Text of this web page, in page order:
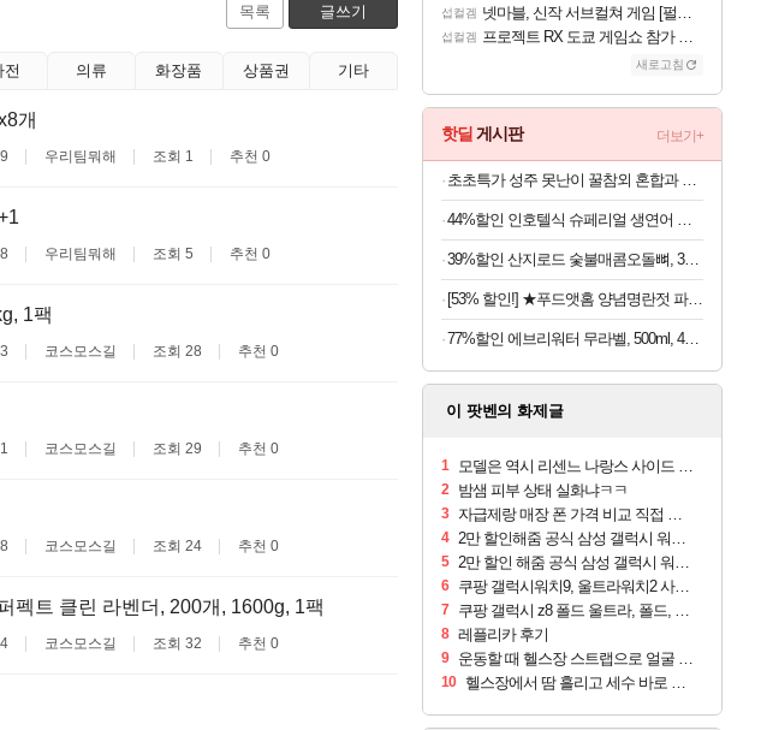
목록 글쓰기
전 의류 화장품 상품권 기타
개
우리팀뭐해 조회 1 추천 0
우리팀뭐해 조회 5 추천 0
1팩
코스모스길 조회 28 추천 0
코스모스길 조회 29 추천 0
코스모스길 조회 24 추천 0
펙트 클린 라벤더, 200개, 1600g, 1팩
코스모스길 조회 32 추천 0
섭컬겜 넷마블, 신작 서브컬쳐 게임 [펄 인 블루] 티저 사이트 오픈
섭컬겜 프로젝트 RX 도쿄 게임쇼 참가 결정
새로고침
핫딜 게시판 더보기+
초초특가 성주 못난이 꿀참외 혼합과 외 대과 1+1
44%할인 인호텔식 슈페리얼 생연어 회필렛, 1kg, 1팩
39%할인 산지로드 숯불매콤오돌뼈, 300g, 4팩
[53% 할인!] ★푸드앳홈 양념명란젓 파지, 1kg, 1개
77%할인 에브리워터 무라벨, 500ml, 40개
이 팟벤의 화제글
1 모델은 역시 리센느 나랑스 사이드 1.25L 1박스
2 밤샘 피부 상태 실화냐ㅋㅋ
3 자급제랑 매장 폰 가격 비교 직접 안가도 되네요
4 2만 할인해줌 공식 삼성 갤럭시 워치9 크림, 40mm, 블루투스
5 2만 할인 해줌 공식 삼성 갤럭시 워치9 실버, 44mm, 블루투스
6 쿠팡 갤럭시워치9, 울트라워치2 사전구매 혜택 받아보세요
7 쿠팡 갤럭시 z8 폴드 울트라, 폴드, 플립 사전예약
8 레플리카 후기
9 운동할 때 헬스장 스트랩으로 얼굴 만졌다가 볼 뒤집어짐
10 헬스장에서 땀 흘리고 세수 바로 안 하면 트러블 나냐?